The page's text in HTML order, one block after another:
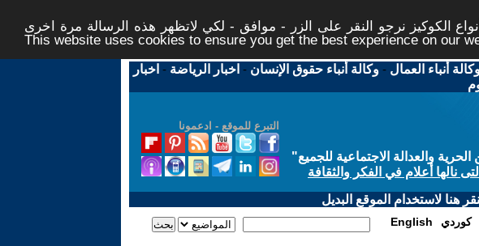
الكوكيز نرجو النقر على الزر - موافق - لكي لاتظهر هذه الرسالة مرة اخرى -
This website uses cookies to ensure you get the best experience on our
أنباء العمال -وكالة أنباء حقوق الإنسان - اخبار الرياضة - اخبار
التبرع للموقع - ادعمونا
والعدالة الاجتماعية للجميع"
نالها أعلام في الفكر والثقافة
هنا لاستخدام الموقع البديل
English كوردي